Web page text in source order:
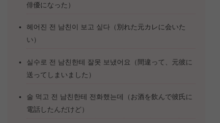
俳優になった）
헤어진 전 남친이 보고 싶다（別れた元カレに会いた
い）
실수로 전 남친한테 잘못 보냈어요（間違って、元彼に
送ってしまいました）
술 먹고 전 남친한테 전화했는데（お酒を飲んで彼氏に
電話したんだけど）